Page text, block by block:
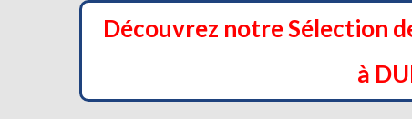
Découvrez notre Sélection
à